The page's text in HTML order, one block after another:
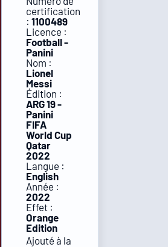
certification
: 1100489
Licence :
Football -
Panini
Nom :
Lionel
Messi
Édition :
ARG 19 -
Panini
FIFA
World Cup
Qatar
2022
Langue :
English
Année :
2022
Effet :
Orange
Edition
Ajouté à la